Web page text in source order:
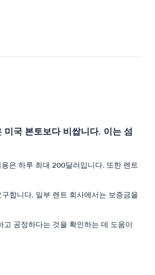
국 본토보다 비쌉니다. 이는 섬
은 하루 최대 200달러입니다. 또한 렌트
합니다. 일부 렌트 회사에서는 보증금을
공정하다는 것을 확인하는 데 도움이